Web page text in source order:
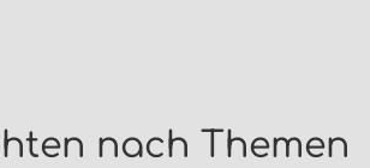
nach Themen